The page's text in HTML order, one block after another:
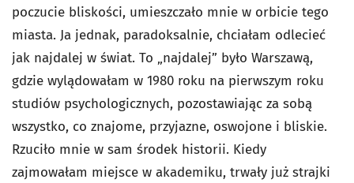
poczucie bliskości, umieszczało mnie w orbicie tego
miasta. Ja jednak, paradoksalnie, chciałam odlecieć
jak najdalej w świat. To „najdalej” było Warszawą,
gdzie wylądowałam w 1980 roku na pierwszym roku
studiów psychologicznych, pozostawiając za sobą
wszystko, co znajome, przyjazne, oswojone i bliskie.
Rzuciło mnie w sam środek historii. Kiedy
zajmowałam miejsce w akademiku, trwały już strajki